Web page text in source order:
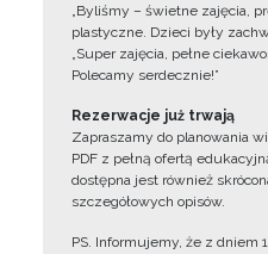
„Byliśmy – świetne zajęcia,
plastyczne. Dzieci były
„Super zajęcia, pełne
Polecamy serdecznie!”
Rezerwacje już trwają
Zapraszamy do planowania
PDF z pełną ofertą
dostępna jest również
szczegółowych opisów.
PS. Informujemy, że z dniem